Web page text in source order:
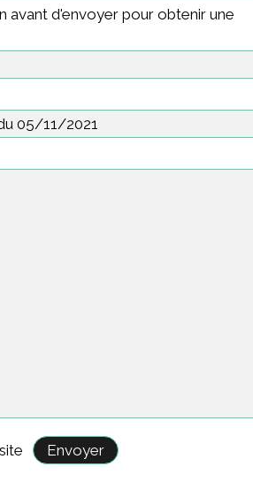
avant d'envoyer pour obtenir une